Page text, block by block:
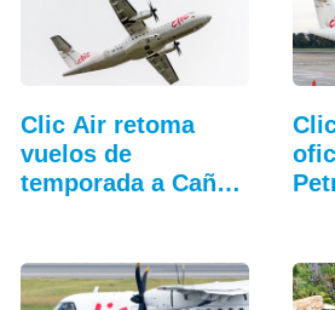
Clic Air retoma
vuelos de
temporada a Caño